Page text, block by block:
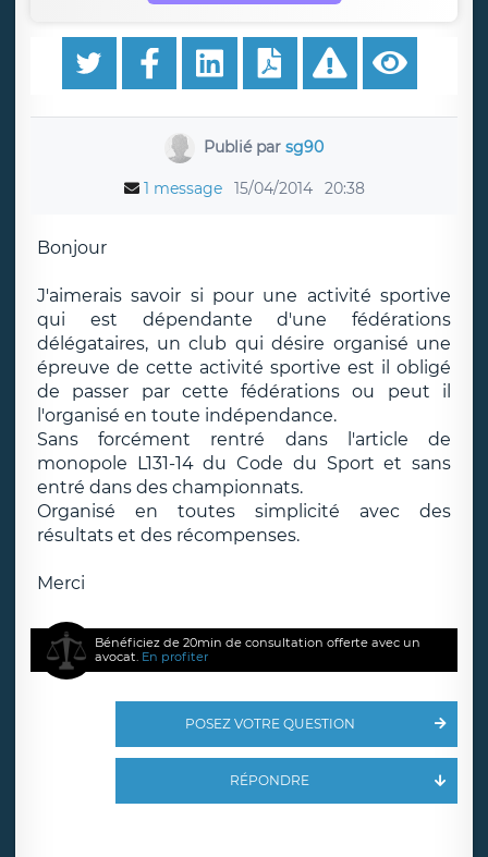
Publié par sg90
1 message 15/04/2014 20:38
Bonjour
J'aimerais savoir si pour une activité sportive
qui est dépendante d'une fédérations
délégataires, un club qui désire organisé une
épreuve de cette activité sportive est il obligé
de passer par cette fédérations ou peut il
l'organisé en toute indépendance.
Sans forcément rentré dans l'article de
monopole L131-14 du Code du Sport et sans
entré dans des championnats.
Organisé en toutes simplicité avec des
résultats et des récompenses.
Merci
Bénéficiez de 20min de consultation offerte avec un
avocat. En profiter
POSEZ VOTRE QUESTION
RÉPONDRE